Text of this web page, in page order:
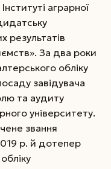
аграрної
результатів
За два роки
обліку
завідувача
та аудиту
університету.
звання
р. й дотепер